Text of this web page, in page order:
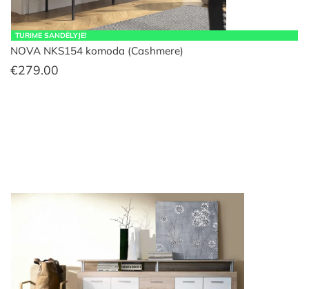
TURIME SANDĖLYJE!
NOVA NKS154 komoda (Cashmere)
€279.00